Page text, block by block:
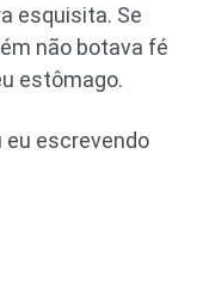
esquisita. Se
não botava fé
estômago.
eu escrevendo